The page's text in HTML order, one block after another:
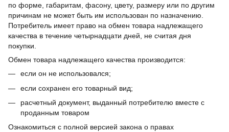
по форме, габаритам, фасону, цвету, размеру или по другим
причинам не может быть им использован по назначению.
Потребитель имеет право на обмен товара надлежащего
качества в течение четырнадцати дней, не считая дня
покупки.
Обмен товара надлежащего качества производится:
если он не использовался;
если сохранен его товарный вид;
расчетный документ, выданный потребителю вместе с
проданным товаром
Ознакомиться с полной версией закона о правах